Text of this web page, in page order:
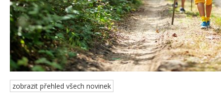
zobrazit přehled všech novinek